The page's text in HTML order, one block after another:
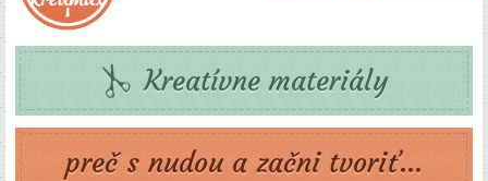
Kreatívne materiály
preč s nudou a začni tvoriť...